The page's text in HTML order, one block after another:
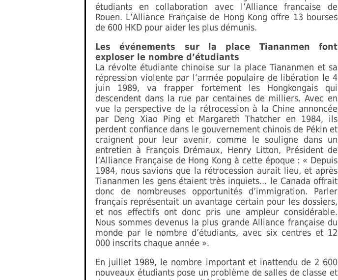
étudiants en collaboration avec l’Alliance francaise de
Rouen. L’Alliance Française de Hong Kong offre 13 bourses
de 600 HKD pour aider les plus démunis.
Les événements sur la place Tiananmen font
exploser le nombre d’étudiants
La révolte étudiante chinoise sur la place Tiananmen et sa
répression violente par l’armée populaire de libération le 4
juin 1989, va frapper fortement les Hongkongais qui
descendent dans la rue par centaines de milliers. Avec en
vue la perspective de la rétrocession à la Chine annoncée
par Deng Xiao Ping et Margareth Thatcher en 1984, ils
perdent confiance dans le gouvernement chinois de Pékin et
craignent pour leur avenir, comme le souligne dans un
entretien à François Drémaux, Henry Litton, Président de
l’Alliance Française de Hong Kong à cette époque : « Depuis
1984, nous savions que la rétrocession aurait lieu, et après
Tiananmen les gens étaient très inquiets... le Canada offrait
donc de nombreuses opportunités d’immigration. Parler
français représentait un avantage certain pour les dossiers,
et nos effectifs ont donc pris une ampleur considérable.
Nous sommes devenus la plus grande Alliance française du
monde par le nombre d’étudiants, avec six centres et 12
000 inscrits chaque année ».
En juillet 1989, le nombre important et inattendu de 2 600
nouveaux étudiants pose un problème de salles de classe et